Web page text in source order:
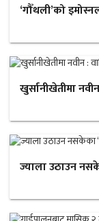
‘गौँथली’को
खुर्सानीखेतीमा
ज्याला उठाउन